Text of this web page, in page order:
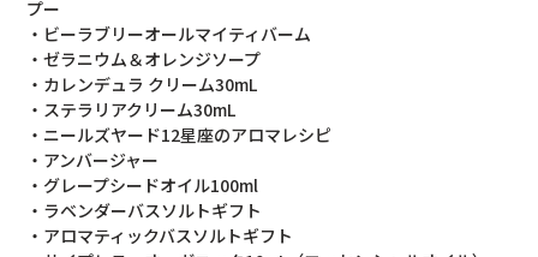
プー
・ビーラブリーオールマイティバーム
・ゼラニウム＆オレンジソープ
・カレンデュラ クリーム30mL
・ステラリアクリーム30mL
・ニールズヤード12星座のアロマレシピ
・アンバージャー
・グレープシードオイル100ml
・ラベンダーバスソルトギフト
・アロマティックバスソルトギフト